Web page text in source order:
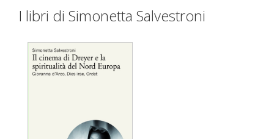
I libri di Simonetta Salvestroni